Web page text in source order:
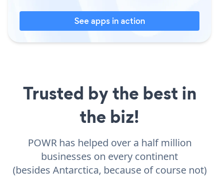
See apps in action
Trusted by the best in
the biz!
POWR has helped over a half million
businesses on every continent
(besides Antarctica, because of course not)